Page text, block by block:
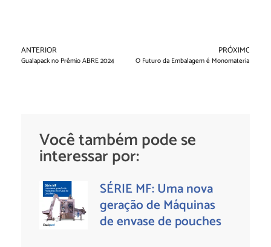
ANTERIOR
Gualapack no Prêmio ABRE 2024
PRÓXIMO
O Futuro da Embalagem é Monomaterial
Você também pode se
interessar por:
SÉRIE MF: Uma nova
geração de Máquinas
de envase de pouches